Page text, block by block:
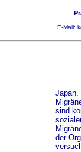
E-Mail:
Japan.
sind
der